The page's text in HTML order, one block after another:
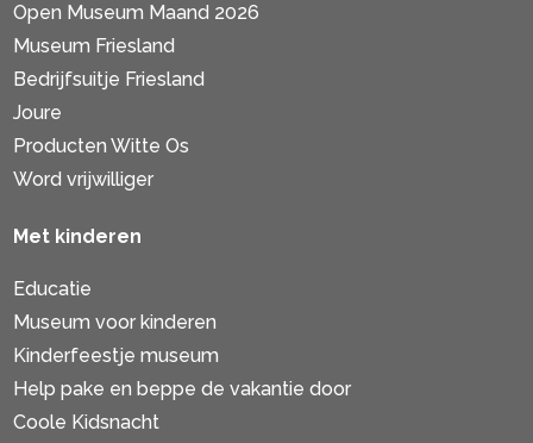
Open Museum Maand 2026
Museum Friesland
Bedrijfsuitje Friesland
Joure
Producten Witte Os
Word vrijwilliger
Met kinderen
Educatie
Museum voor kinderen
Kinderfeestje museum
Help pake en beppe de vakantie door
Coole Kidsnacht